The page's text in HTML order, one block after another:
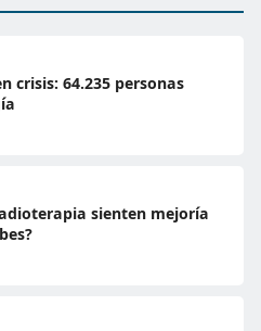
crisis: 64.235 personas
sienten mejoría